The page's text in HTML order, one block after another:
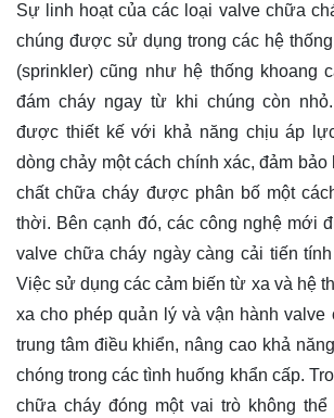
Sự linh hoạt của các loại valve chữa
chúng được sử dụng trong các hệ
(sprinkler) cũng như hệ thống khoang
đám cháy ngay từ khi chúng còn
được thiết kế với khả năng chịu áp
dòng chảy một cách chính xác, đảm
chất chữa cháy được phân bố một
thời. Bên cạnh đó, các công nghệ mới
valve chữa cháy ngày càng cải tiến
Việc sử dụng các cảm biến từ xa và hệ
xa cho phép quản lý và vận hành valve
trung tâm điều khiển, nâng cao khả
chóng trong các tình huống khẩn cấp.
chữa cháy đóng một vai trò không thể